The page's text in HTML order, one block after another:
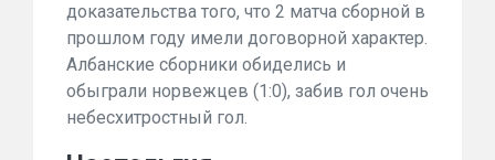
доказательства того, что 2 матча сборной в
прошлом году имели договорной характер.
Албанские сборники обиделись и
обыграли норвежцев (1:0), забив гол очень
небесхитростный гол.